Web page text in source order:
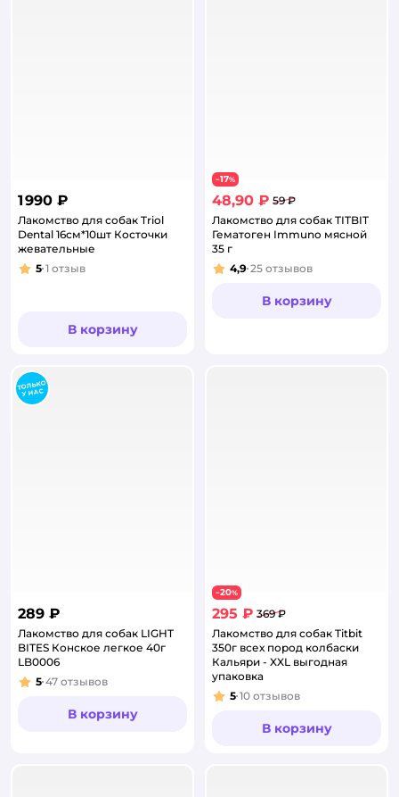
1 990 ₽
Лакомство для собак Triol
Dental 16см*10шт Косточки
жевательные
Рейтинг:
5 1 отзыв
В корзину
−17%
48,90 ₽ 59 ₽
Лакомство для собак TITBIT
Гематоген Immuno мясной
35 г
Рейтинг:
4,9 25 отзывов
В корзину
289 ₽
Лакомство для собак LIGHT
BITES Конское легкое 40г
LB0006
Рейтинг:
5 47 отзывов
В корзину
−20%
295 ₽ 369 ₽
Лакомство для собак Titbit
350г всех пород колбаски
Кальяри - XXL выгодная
упаковка
Рейтинг:
5 10 отзывов
В корзину